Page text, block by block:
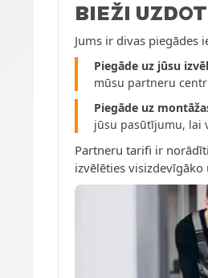
BIEŽI
Jums ir divas piegādes
Piegāde uz jūsu
mūsu partneru
Piegāde uz
jūsu pasūtījumu, lai
Partneru tarifi ir
izvēlēties